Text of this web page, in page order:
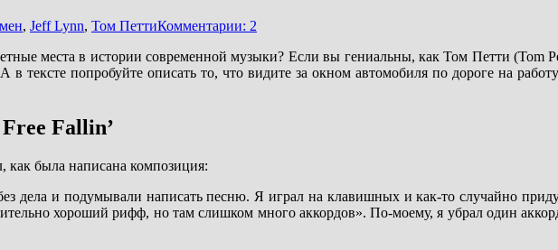
, Jeff Lynn, Том ПеттиКомментарии: 2
места в истории современной музыки? Если вы гениальны, как Том Петти (Tom
тексте попробуйте описать то, что видите за окном автомобиля по дороге на
Fallin’
как была написана композиция:
и подумывали написать песню. Я играл на клавишных и как-то случайно
хороший рифф, но там слишком много аккордов». По-моему, я убрал один